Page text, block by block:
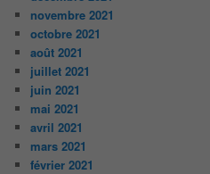
novembre 2021
octobre 2021
août 2021
juillet 2021
juin 2021
mai 2021
avril 2021
mars 2021
février 2021